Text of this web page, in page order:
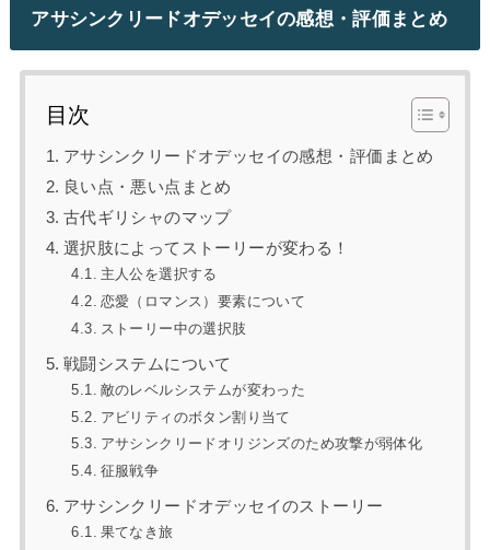
アサシンクリードオデッセイの感想・評価まとめ
目次
アサシンクリードオデッセイの感想・評価まとめ
良い点・悪い点まとめ
古代ギリシャのマップ
選択肢によってストーリーが変わる！
主人公を選択する
恋愛（ロマンス）要素について
ストーリー中の選択肢
戦闘システムについて
敵のレベルシステムが変わった
アビリティのボタン割り当て
アサシンクリードオリジンズのため攻撃が弱体化
征服戦争
アサシンクリードオデッセイのストーリー
果てなき旅